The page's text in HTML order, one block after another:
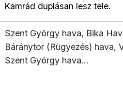
Kamrád duplásan lesz tele.
Szent György hava, Bika
Báránytor (Rügyezés) hava,
Szent György hava…